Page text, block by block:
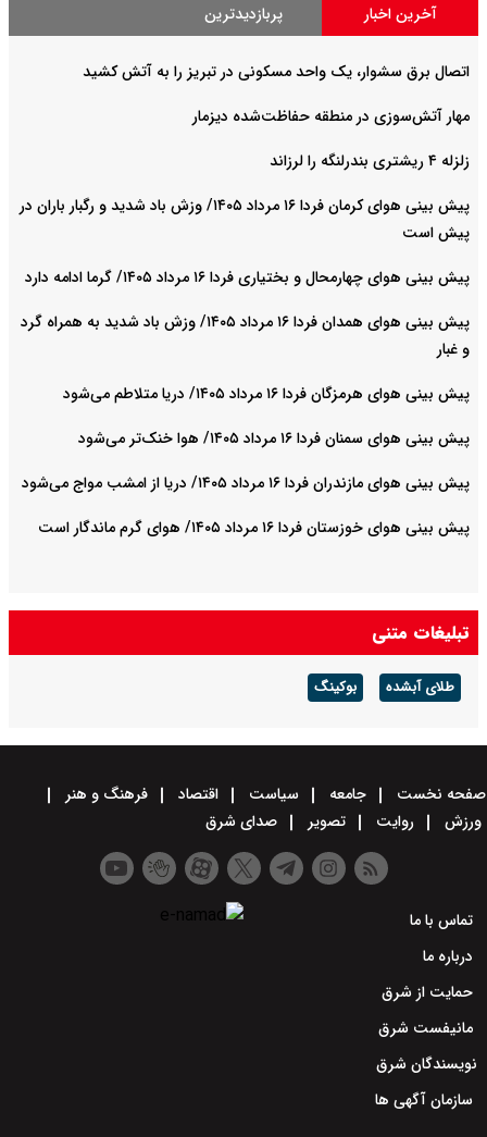
آخرین اخبار پربازدیدترین
اتصال برق سشوار، یک واحد مسکونی در تبریز را به آتش کشید
مهار آتش‌سوزی در منطقه حفاظت‌شده دیزمار
زلزله ۴ ریشتری بندرلنگه را لرزاند
پیش بینی هوای کرمان فردا ۱۶ مرداد ۱۴۰۵/ وزش باد شدید و رگبار باران در
پیش است
پیش بینی هوای چهارمحال و بختیاری فردا ۱۶ مرداد ۱۴۰۵/ گرما ادامه دارد
پیش بینی هوای همدان فردا ۱۶ مرداد ۱۴۰۵/ وزش باد شدید به همراه گرد
و غبار
پیش بینی هوای هرمزگان فردا ۱۶ مرداد ۱۴۰۵/ دریا متلاطم می‌شود
پیش بینی هوای سمنان فردا ۱۶ مرداد ۱۴۰۵/ هوا خنک‌تر می‌شود
پیش بینی هوای مازندران فردا ۱۶ مرداد ۱۴۰۵/ دریا از امشب مواج می‌شود
پیش بینی هوای خوزستان فردا ۱۶ مرداد ۱۴۰۵/ هوای گرم ماندگار است
تبلیغات متنی
طلای آبشده بوکینگ
صفحه نخست جامعه سیاست اقتصاد
فرهنگ و هنر
ورزش
روایت تصویر صدای شرق
تماس با ما
درباره ما
حمایت از شرق
مانیفست شرق
نویسندگان شرق
سازمان آگهی ها